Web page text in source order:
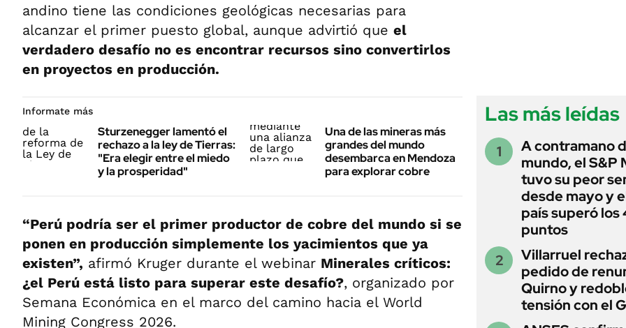
andino tiene las condiciones geológicas necesarias para
alcanzar el primer puesto global, aunque advirtió que el
verdadero desafío no es encontrar recursos sino convertirlos
en proyectos en producción.
Informate más
Sturzenegger lamentó el
rechazo a la ley de Tierras:
"Era elegir entre el miedo
y la prosperidad"
Una de las mineras más
grandes del mundo
desembarca en Mendoza
para explorar cobre
“Perú podría ser el primer productor de cobre del mundo si se
ponen en producción simplemente los yacimientos que ya
existen”, afirmó Kruger durante el webinar Minerales críticos:
¿el Perú está listo para superar este desafío?, organizado por
Semana Económica en el marco del camino hacia el World
Mining Congress 2026.
Las más leídas
A contramano
mundo, el S&P
tuvo su peor
desde mayo y
país superó los
puntos
Villarruel
pedido de
Quirno y
tensión con el